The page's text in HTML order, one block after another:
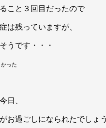
こと３回目だったので
は残っていますが、
うです・・・
った
日、
お過ごしになられたでしょ